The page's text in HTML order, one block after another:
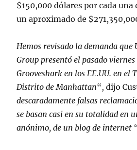
$150,000 dólares por cada una
un aproximado de
Hemos revisado la demanda que
Group presentó el pasado
Grooveshark en los EE.UU. en el
Distrito de Manhattan“, dijo
descaradamente falsas
se basan casi en su totalidad en
anónimo, de un blog de internet